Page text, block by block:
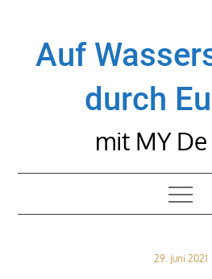
contentAuf
durch
mit MY
Posted
29. Juni 2021